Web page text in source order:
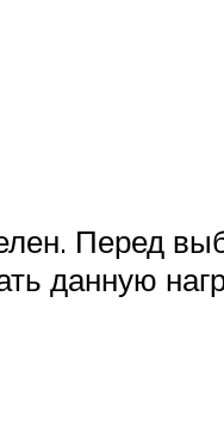
Перед
данную